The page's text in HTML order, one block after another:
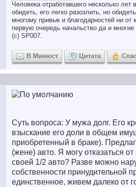
Человека отработавшего несколько
обидеть, его легко разозлить, но
многому привык и благодарностей ни от
первую очередь начальство да и многие
(с) SP007.
В Минюст Цитата
Суть вопроса: У мужа долг. Его
взыскание его доли в общем
приобретенный в браке).
(жене) авто. Я могу отказаться от
своей 1/2 авто? Разве можно
собственности принудительной
единственное, живем далеко от